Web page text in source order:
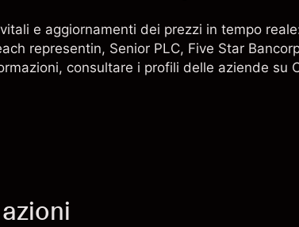
e aggiornamenti dei prezzi in tempo
representin, Senior PLC, Five Star
consultare i profili delle aziende su